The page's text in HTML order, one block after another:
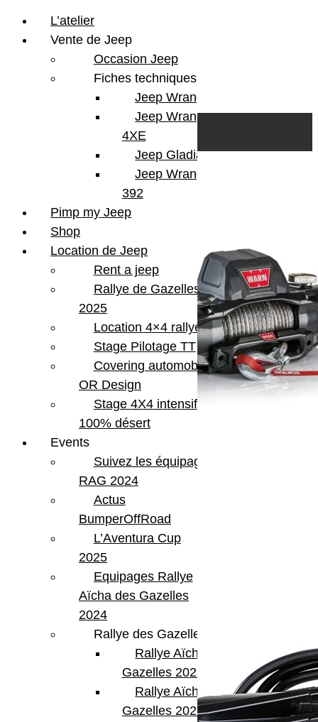
L’atelier
Vente de Jeep
Occasion Jeep
Fiches techniques
Jeep Wrangler JL
Jeep Wrangler
4XE
Jeep Gladiator
Jeep Wrangler V8
392
Pimp my Jeep
Shop
Location de Jeep
Rent a jeep
Rallye de Gazelles
2025
Location 4×4 rallye
Stage Pilotage TT
Covering automobile –
OR Design
Stage 4X4 intensif
100% désert
Events
Suivez les équipages
RAG 2024
Actus
BumperOffRoad
L’Aventura Cup
2025
Equipages Rallye
Aïcha des Gazelles
2024
Rallye des Gazelles
Rallye Aïcha des
Gazelles 2023
Rallye Aïcha des
Gazelles 2022